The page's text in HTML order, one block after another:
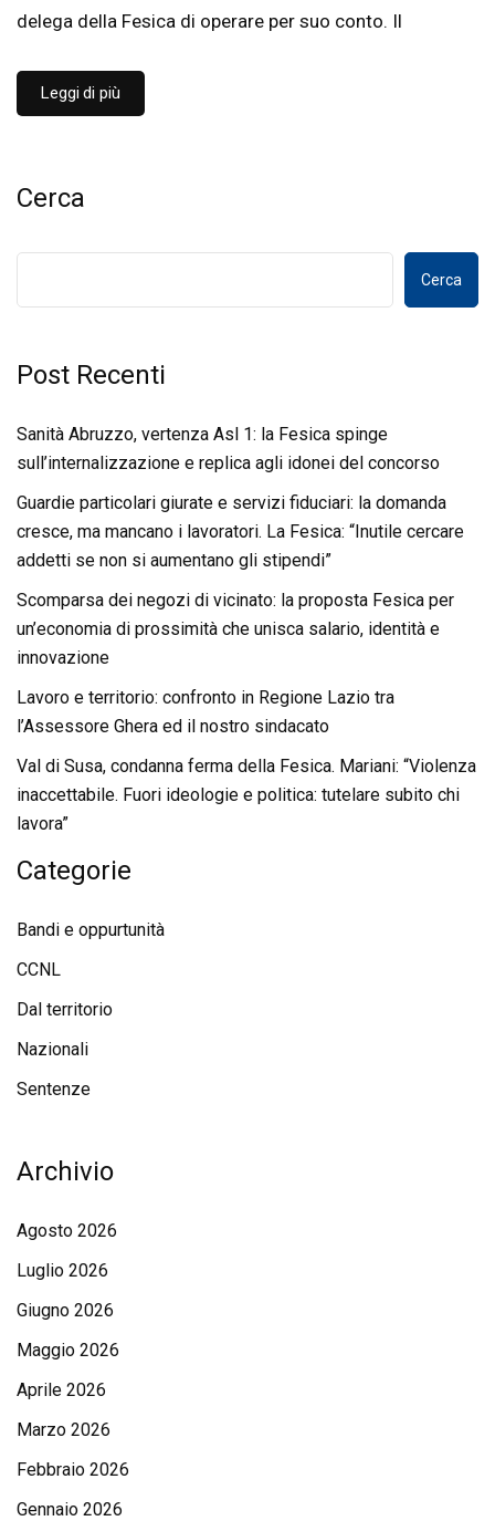
delega della Fesica di operare per suo conto. Il
Leggi di più
Cerca
Cerca
Post Recenti
Sanità Abruzzo, vertenza Asl 1: la Fesica spinge
sull’internalizzazione e replica agli idonei del concorso
Guardie particolari giurate e servizi fiduciari: la domanda
cresce, ma mancano i lavoratori. La Fesica: “Inutile cercare
addetti se non si aumentano gli stipendi”
Scomparsa dei negozi di vicinato: la proposta Fesica per
un’economia di prossimità che unisca salario, identità e
innovazione
Lavoro e territorio: confronto in Regione Lazio tra
l’Assessore Ghera ed il nostro sindacato
Val di Susa, condanna ferma della Fesica. Mariani: “Violenza
inaccettabile. Fuori ideologie e politica: tutelare subito chi
lavora”
Categorie
Bandi e oppurtunità
CCNL
Dal territorio
Nazionali
Sentenze
Archivio
Agosto 2026
Luglio 2026
Giugno 2026
Maggio 2026
Aprile 2026
Marzo 2026
Febbraio 2026
Gennaio 2026